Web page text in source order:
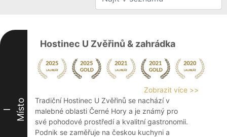
I Místo
Hostinec U Zvěřinů & zahrádka
Zobrazit více >>
Tradiční Hostinec U Zvěřinů se nachází v
malebné oblasti Černé Hory a je známý pro
své pohodové prostředí a kvalitní gastronomii.
Podnik se zaměřuje na českou kuchyni a